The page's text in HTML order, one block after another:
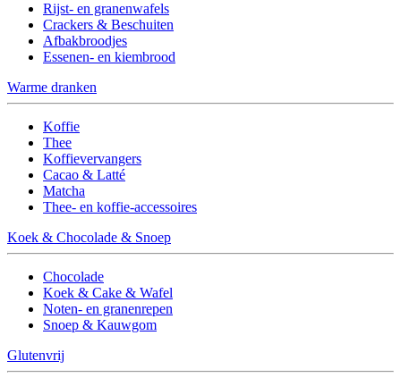
Rijst- en granenwafels
Crackers & Beschuiten
Afbakbroodjes
Essenen- en kiembrood
Warme dranken
Koffie
Thee
Koffievervangers
Cacao & Latté
Matcha
Thee- en koffie-accessoires
Koek & Chocolade & Snoep
Chocolade
Koek & Cake & Wafel
Noten- en granenrepen
Snoep & Kauwgom
Glutenvrij